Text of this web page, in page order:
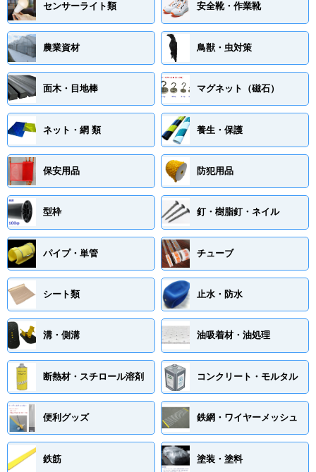
センサーライト類 安全靴・作業靴
農業資材 鳥獣・虫対策
面木・目地棒 マグネット（磁石）
ネット・網 類 養生・保護
保安用品 防犯用品
型枠 釘・樹脂釘・ネイル
パイプ・単管 チューブ
シート類 止水・防水
溝・側溝 油吸着材・油処理
断熱材・スチロール溶剤 コンクリート・モルタル
便利グッズ 鉄網・ワイヤーメッシュ
鉄筋 塗装・塗料